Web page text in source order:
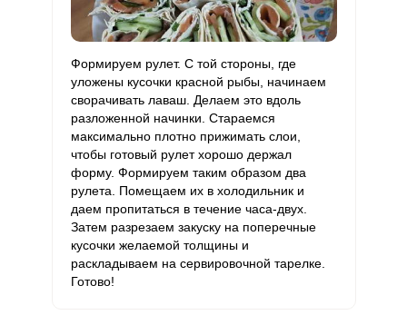
Хром 15.6 мкг 50 мкг 3.7 7.8
Бор 211.6 мкг 2.1
Молибден
Формируем рулет. С той стороны, где
уложены кусочки красной рыбы, начинаем
сворачивать лаваш. Делаем это вдоль
разложенной начинки. Стараемся
максимально плотно прижимать слои,
чтобы готовый рулет хорошо держал
форму. Формируем таким образом два
рулета. Помещаем их в холодильник и
даем пропитаться в течение часа-двух.
Затем разрезаем закуску на поперечные
кусочки желаемой толщины и
раскладываем на сервировочной тарелке.
Готово!